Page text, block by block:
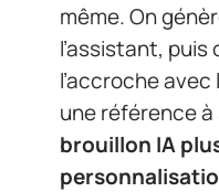
même. On
l’assistant, puis
l’accroche
une référence
brouillon IA